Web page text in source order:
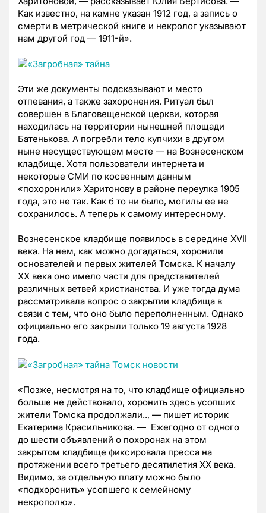
Как известно, на камне указан 1912 год, а запись о
смерти в метрической книге и некролог указывают
нам другой год — 1911-й».
Эти же документы подсказывают и место
отпевания, а также захоронения. Ритуал был
совершен в Благовещенской церкви, которая
находилась на территории нынешней площади
Батенькова. А погребли тело купчихи в другом
ныне несуществующем месте — на Вознесенском
кладбище. Хотя пользователи интернета и
некоторые СМИ по косвенным данным
«похоронили» Харитонову в районе переулка 1905
года, это не так. Как б то ни было, могилы ее не
сохранилось. А теперь к самому интересному.
Вознесенское кладбище появилось в середине XVII
века. На нем, как можно догадаться, хоронили
основателей и первых жителей Томска. К началу
XX века оно имело части для представителей
различных ветвей христианства. И уже тогда дума
рассматривала вопрос о закрытии кладбища в
связи с тем, что оно было переполненным. Однако
официально его закрыли только 19 августа 1928
года.
«Позже, несмотря на то, что кладбище официально
больше не действовало, хоронить здесь усопших
жители Томска продолжали.., — пишет историк
Екатерина Красильникова. — Ежегодно от одного
до шести объявлений о похоронах на этом
закрытом кладбище фиксировала пресса на
протяжении всего третьего десятилетия ХХ века.
Видимо, за отдельную плату можно было
«подхоронить» усопшего к семейному
некрополю».